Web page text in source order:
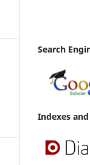
Search
Indexes